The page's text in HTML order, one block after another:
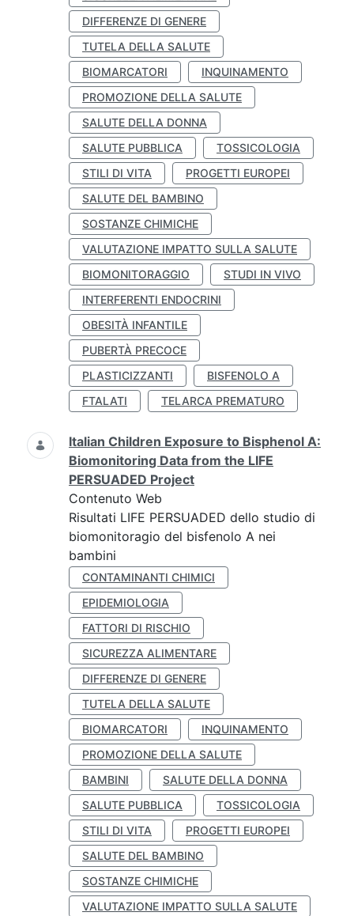
DIFFERENZE DI GENERE
TUTELA DELLA SALUTE
BIOMARCATORI
INQUINAMENTO
PROMOZIONE DELLA SALUTE
SALUTE DELLA DONNA
SALUTE PUBBLICA
TOSSICOLOGIA
STILI DI VITA
PROGETTI EUROPEI
SALUTE DEL BAMBINO
SOSTANZE CHIMICHE
VALUTAZIONE IMPATTO SULLA SALUTE
BIOMONITORAGGIO
STUDI IN VIVO
INTERFERENTI ENDOCRINI
OBESITÀ INFANTILE
PUBERTÀ PRECOCE
PLASTICIZZANTI
BISFENOLO A
FTALATI
TELARCA PREMATURO
Italian Children Exposure to Bisphenol A:
Biomonitoring Data from the LIFE
PERSUADED Project
Contenuto Web
Risultati LIFE PERSUADED dello studio di
biomonitoragio del bisfenolo A nei
bambini
CONTAMINANTI CHIMICI
EPIDEMIOLOGIA
FATTORI DI RISCHIO
SICUREZZA ALIMENTARE
DIFFERENZE DI GENERE
TUTELA DELLA SALUTE
BIOMARCATORI
INQUINAMENTO
PROMOZIONE DELLA SALUTE
BAMBINI
SALUTE DELLA DONNA
SALUTE PUBBLICA
TOSSICOLOGIA
STILI DI VITA
PROGETTI EUROPEI
SALUTE DEL BAMBINO
SOSTANZE CHIMICHE
VALUTAZIONE IMPATTO SULLA SALUTE